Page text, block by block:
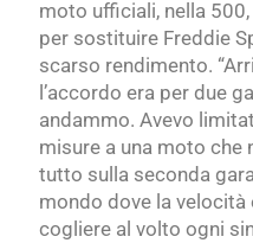
moto ufficiali, nella
per sostituire Freddie
scarso rendimento.
l’accordo era per due
andammo. Avevo
misure a una moto che
tutto sulla seconda
mondo dove la
cogliere al volto ogni